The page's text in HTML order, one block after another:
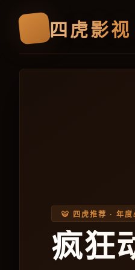
四虎影视
🐯 四虎推荐 · 年度
疯狂